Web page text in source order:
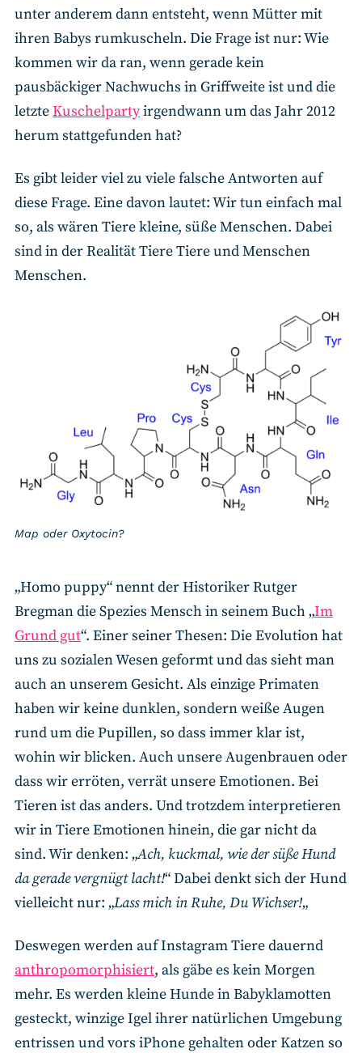
unter anderem dann entsteht, wenn Mütter mit
ihren Babys rumkuscheln. Die Frage ist nur: Wie
kommen wir da ran, wenn gerade kein
pausbäckiger Nachwuchs in Griffweite ist und die
letzteKuschelpartyirgendwann um das Jahr 2012
herum stattgefunden hat?
Es gibt leider viel zu viele falsche Antworten auf
diese Frage. Eine davon lautet: Wir tun einfach mal
so, als wären Tiere kleine, süße Menschen. Dabei
sind in der Realität Tiere Tiere und Menschen
Menschen.
Map oder Oxytocin?
„Homo puppy“ nennt der Historiker Rutger
Bregman die Spezies Mensch in seinem Buch „Im
Grund gut“. Einer seiner Thesen: Die Evolution hat
uns zu sozialen Wesen geformt und das sieht man
auch an unserem Gesicht. Als einzige Primaten
haben wir keine dunklen, sondern weiße Augen
rund um die Pupillen, so dass immer klar ist,
wohin wir blicken. Auch unsere Augenbrauen oder
dass wir erröten, verrät unsere Emotionen. Bei
Tieren ist das anders. Und trotzdem interpretieren
wir in Tiere Emotionen hinein, die gar nicht da
sind. Wir denken: „Ach, kuckmal, wie der süße Hund
da gerade vergnügt lacht!“ Dabei denkt sich der Hund
vielleicht nur: „Lass mich in Ruhe, Du Wichser!„
Deswegen werden auf Instagram Tiere dauernd
anthropomorphisiert, als gäbe es kein Morgen
mehr. Es werden kleine Hunde in Babyklamotten
gesteckt, winzige Igel ihrer natürlichen Umgebung
entrissen und vors iPhone gehalten oder Katzen so